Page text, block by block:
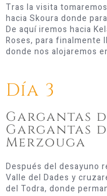
Tras la visita
hacia Skoura donde
De aquí iremos hacia
Roses, para finalmente
donde nos alojaremos
Día 3
Gargantas
Gargantas
Merzouga
Después del desayuno
Valle del Dades y
del Todra, donde